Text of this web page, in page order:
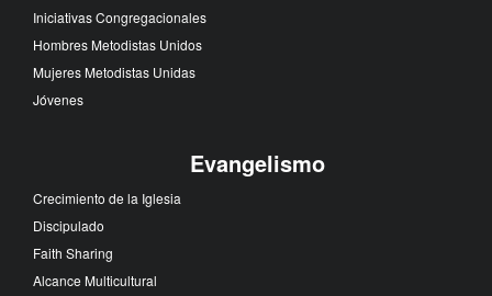
Iniciativas Congregacionales
Hombres Metodistas Unidos
Mujeres Metodistas Unidas
Jóvenes
Evangelismo
Crecimiento de la Iglesia
Discipulado
Faith Sharing
Alcance Multicultural